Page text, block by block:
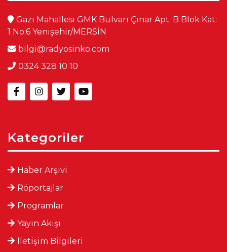
Gazi Mahallesi GMK Bulvarı Çınar Apt. B Blok Kat:
1 No:6 Yenişehir/MERSİN
bilgi@radyosinko.com
0324 328 10 10
Kategoriler
Haber Arşivi
Röportajlar
Programlar
Yayın Akışı
İletişim Bilgileri